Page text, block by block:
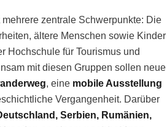
zentrale Schwerpunkte: Die
ältere Menschen sowie Kinder
Hochschule für Tourismus und
mit diesen Gruppen sollen neue
, eine mobile Ausstellung
Vergangenheit. Darüber
Serbien, Rumänien,